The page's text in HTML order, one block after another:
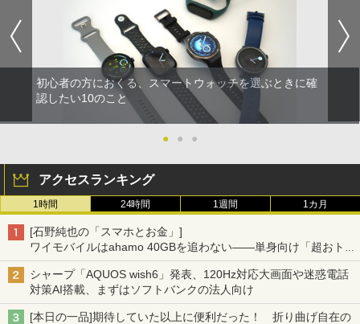
初心者の方におくる、スマートウォッチを選ぶときに確
認したい10のこと
● ● ●
アクセスランキング
1時間 24時間 1週間 1カ月
[石野純也の「スマホとお金」]
ワイモバイルはahamo 40GBを追わない――単身向け「超おトク
割」の安さと1年限定の注意点
シャープ「AQUOS wish6」発表、120Hz対応大画面や迷惑電話
対策AI搭載、まずはソフトバンクの法人向け
[本日の一品]期待していた以上に便利だった！ 折り曲げ自在の